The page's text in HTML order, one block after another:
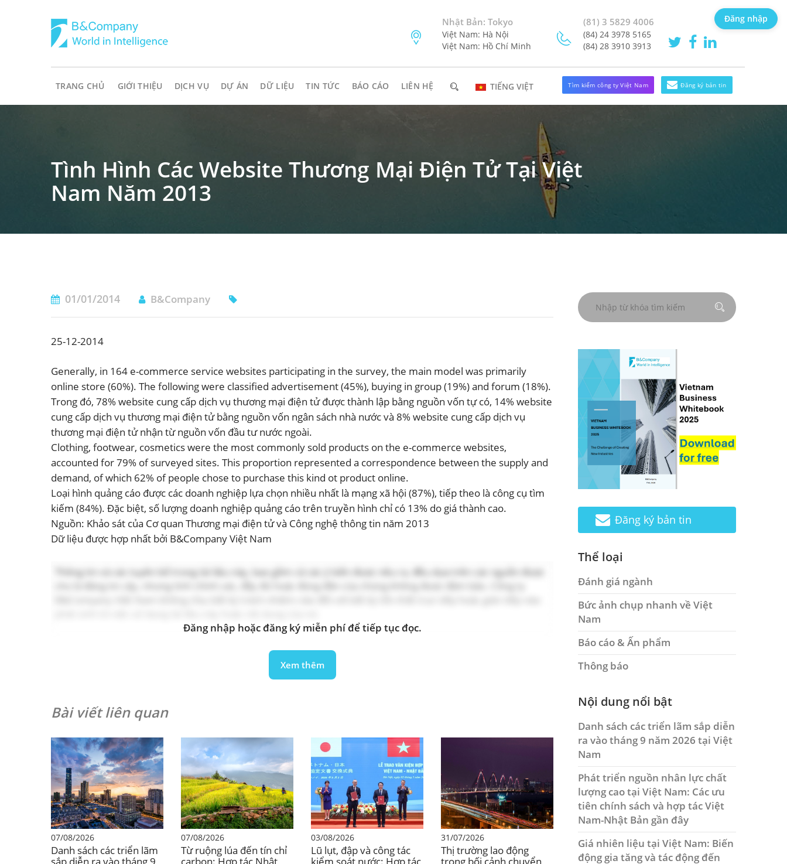
Nhật Bản: Tokyo
Việt Nam: Hà Nội
Việt Nam: Hồ Chí Minh
(81) 3 5829 4006
(84) 24 3978 5165
(84) 28 3910 3913
TRANG CHỦ GIỚI THIỆU DỊCH VỤ DỰ ÁN DỮ LIỆU TIN TỨC BÁO CÁO LIÊN HỆ TIẾNG VIỆT Tìm kiếm công ty Việt Nam Đăng ký bản tin
Tình Hình Các Website Thương Mại Điện Tử Tại Việt
Nam Năm 2013
01/01/2014 B&Company
25-12-2014
Generally, in 164 e-commerce service websites participating in the survey, the main model was primarily
online store (60%). The following were classified advertisement (45%), buying in group (19%) and forum (18%).
Trong đó, 78% website cung cấp dịch vụ thương mại điện tử được thành lập bằng nguồn vốn tự có, 14% website
cung cấp dịch vụ thương mại điện tử bằng nguồn vốn ngân sách nhà nước và 8% website cung cấp dịch vụ
thương mại điện tử nhận từ nguồn vốn đầu tư nước ngoài.
Clothing, footwear, cosmetics were the most commonly sold products on the e-commerce websites,
accounted for 79% of surveyed sites. This proportion represented a correspondence between the supply and
demand, of which 62% of people chose to purchase this kind ot product online.
Loại hình quảng cáo được các doanh nghiệp lựa chọn nhiều nhất là mạng xã hội (87%), tiếp theo là công cụ tìm
kiếm (84%). Đặc biệt, số lượng doanh nghiệp quảng cáo trên truyền hình chỉ có 13% do giá thành cao.
Nguồn: Khảo sát của Cơ quan Thương mại điện tử và Công nghệ thông tin năm 2013
Dữ liệu được hợp nhất bởi B&Company Việt Nam
Thông tin và các tuyên bố trong tài liệu này, bao gồm cả các ý kiến được nêu ra, đều dựa trên các nguồn được
Đăng nhập hoặc đăng ký miễn phí để tiếp tục đọc.
Xem thêm
Bài viết liên quan
07/08/2026
Danh sách các triển lãm
07/08/2026
Từ ruộng lúa đến tín chỉ
03/08/2026
Lũ lụt, đập và công tác
31/07/2026
Thị trường lao động
Đăng ký bản tin
Thể loại
Đánh giá ngành
Bức ảnh chụp nhanh về Việt
Nam
Báo cáo & Ấn phẩm
Thông báo
Nội dung nổi bật
Danh sách các triển lãm sắp diễn
ra vào tháng 9 năm 2026 tại Việt
Nam
Phát triển nguồn nhân lực chất
lượng cao tại Việt Nam: Các ưu
tiên chính sách và hợp tác Việt
Nam-Nhật Bản gần đây
Giá nhiên liệu tại Việt Nam: Biến
động gia tăng và tác động đến
Đăng nhập